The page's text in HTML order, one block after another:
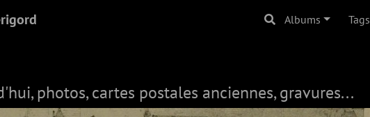
Albums Tags
photos, cartes postales anciennes, gravures...